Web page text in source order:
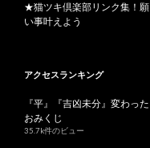
★猫ツキ倶楽部リンク集！願
い事叶えよう
アクセスランキング
『平』『吉凶未分』変わった
おみくじ
35.7k件のビュー